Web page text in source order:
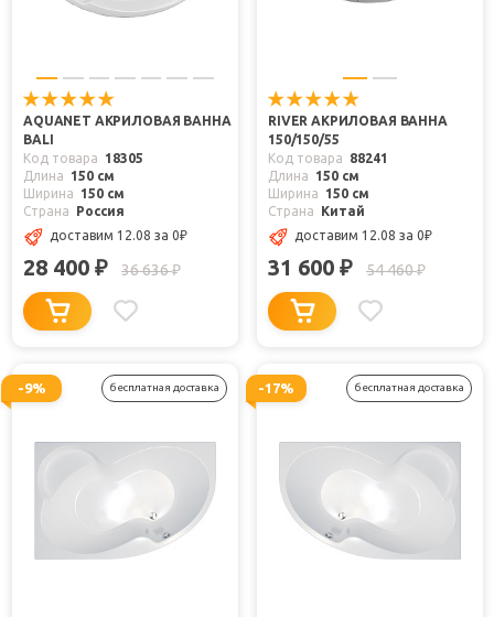
AQUANET АКРИЛОВАЯ ВАННА
BALI
Код товара
18305
Длина
150 см
Ширина
150 см
Страна
Россия
доставим 12.08 за 0₽
28 400 ₽ 36 636₽
RIVER АКРИЛОВАЯ ВАННА
150/150/55
Код товара
88241
Длина
150 см
Ширина
150 см
Страна
Китай
доставим 12.08 за 0₽
31 600 ₽ 54 460₽
-9% бесплатная доставка -17% бесплатная доставка